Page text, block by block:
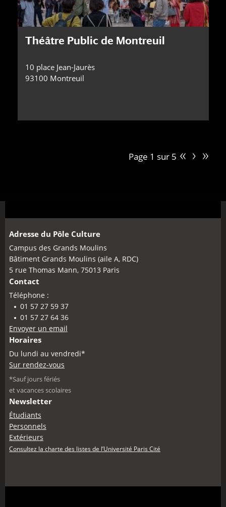
Théâtre Public de Montreuil
10 place Jean-Jaurès
93100 Montreuil
Page 1 sur 5 « › »
Adresse du Pôle Culture
Campus des Grands Moulins
Bâtiment Grands Moulins (aile A, RDC)
5 rue Thomas Mann, 75013 Paris
Contact
Téléphone :
01 57 27 59 37
01 57 27 64 36
Envoyer un email
Horaires
Du lundi au vendredi*
Sur rendez-vous
*Sauf jours fériés
et vacances scolaires
Newsletter
Étudiants
Personnels
Extérieurs
Consultez la charte des listes de l’Université Paris Cité